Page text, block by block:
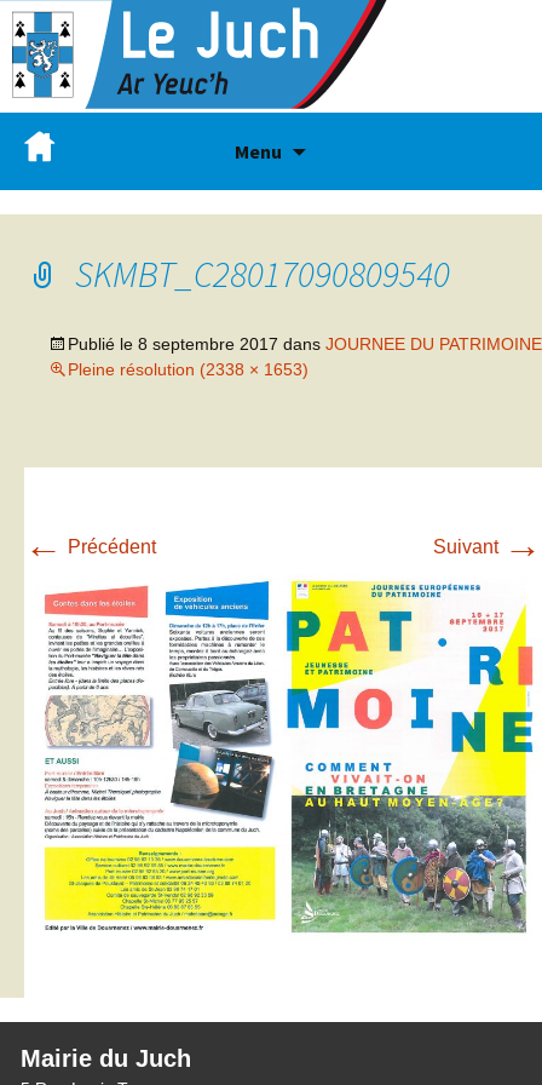
Menu
SKMBT_C28017090809540
Publié le 8 septembre 2017 dans JOURNEE DU PATRIMOINE
Pleine résolution (2338 × 1653)
← Précédent Suivant →
Mairie du Juch